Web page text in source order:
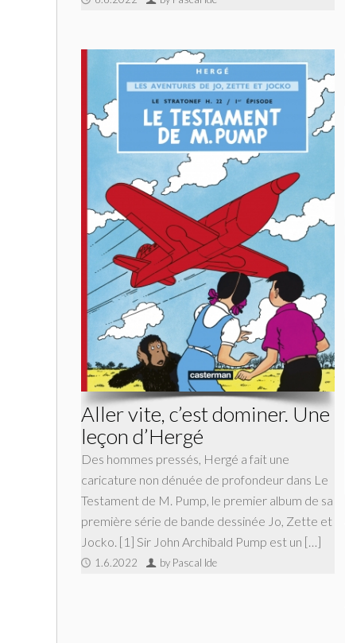
Aller vite, c’est dominer. Une
leçon d’Hergé
Des hommes pressés, Hergé a fait une
caricature non dénuée de profondeur dans Le
Testament de M. Pump, le premier album de sa
première série de bande dessinée Jo, Zette et
Jocko. [1] Sir John Archibald Pump est un […]
1.6.2022 by Pascal Ide